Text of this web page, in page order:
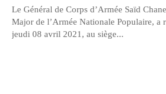
Le Général de Corps d’Armée Saïd
Major de l’Armée Nationale Populaire, a
jeudi 08 avril 2021, au siège...